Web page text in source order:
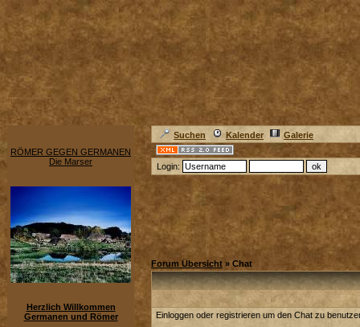
RÖMER GEGEN GERMANEN
Die Marser
Herzlich Willkommen
Germanen und Römer
Suchen Kalender Galerie
Login:
Forum Übersicht » Chat
Einloggen oder registrieren um den Chat zu